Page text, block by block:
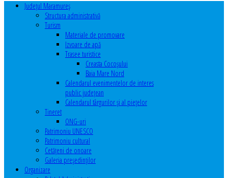
Judeţul Maramureş
Structura administrativă
Turism
Materiale de promovare
Izvoare de apă
Trasee turistice
Creasta Cocoșului
Baia Mare Nord
Calendarul evenimentelor de interes
public judeţean
Calendarul târgurilor şi al pieţelor
Tineret
ONG-uri
Patrimoniu UNESCO
Patrimoniu cultural
Cetăţeni de onoare
Galeria președinților
Organizare